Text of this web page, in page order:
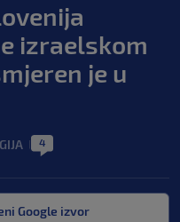
izraelskom
je u
4
Google izvor